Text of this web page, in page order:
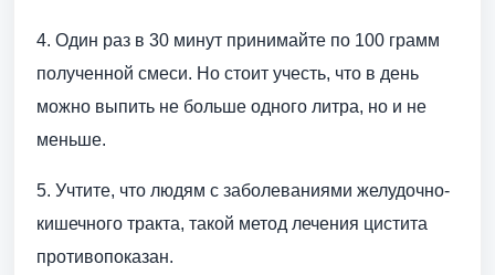
4. Один раз в 30 минут принимайте по 100 грамм
полученной смеси. Но стоит учесть, что в день
можно выпить не больше одного литра, но и не
меньше.
5. Учтите, что людям с заболеваниями желудочно-
кишечного тракта, такой метод лечения цистита
противопоказан.